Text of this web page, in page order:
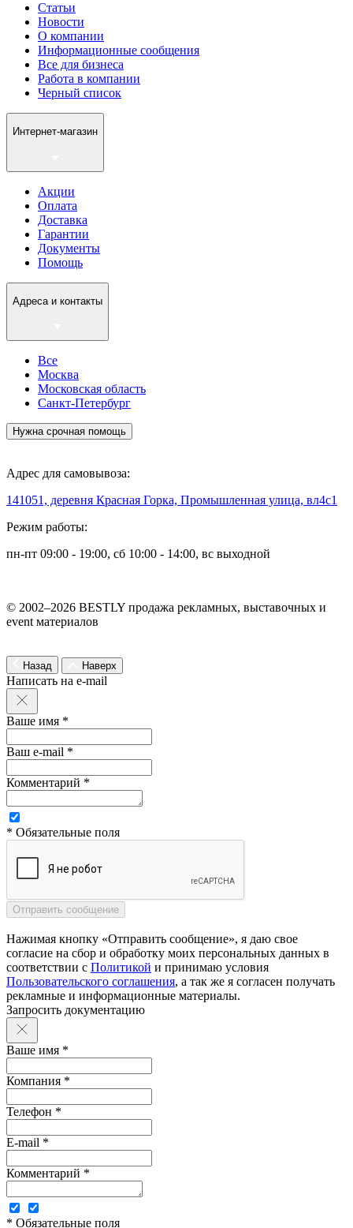
Статьи
Новости
О компании
Информационные сообщения
Все для бизнеса
Работа в компании
Черный список
Интернет-магазин
Акции
Оплата
Доставка
Гарантии
Документы
Помощь
Адреса и контакты
Все
Москва
Московская область
Санкт-Петербург
Нужна срочная помощь
Адрес для самовывоза:
141051, деревня Красная Горка, Промышленная улица, вл4с1
Режим работы:
пн-пт 09:00 - 19:00, сб 10:00 - 14:00, вс выходной
© 2002–2026 BESTLY продажа рекламных, выставочных и
event материалов
Назад Наверх
Написать на e-mail
Ваше имя *
Ваш e-mail *
Комментарий *
* Обязательные поля
Нажимая кнопку «Отправить сообщение», я даю свое
согласие на сбор и обработку моих персональных данных в
соответствии с Политикой и принимаю условия
Пользовательского соглашения, а так же я согласен получать
рекламные и информационные материалы.
Запросить документацию
Ваше имя *
Компания *
Телефон *
E-mail *
Комментарий *
* Обязательные поля